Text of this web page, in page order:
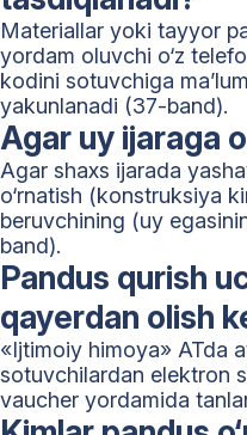
Materiallar yoki tayyor
yordam oluvchi o‘z
kodini sotuvchiga
yakunlanadi (37-band).
Agar uy ijaraga
Agar shaxs ijarada
o‘rnatish (konstruksiya
beruvchining (uy
band).
Pandus qurish
qayerdan olish
«Ijtimoiy himoya» ATda
sotuvchilardan elektron
vaucher yordamida